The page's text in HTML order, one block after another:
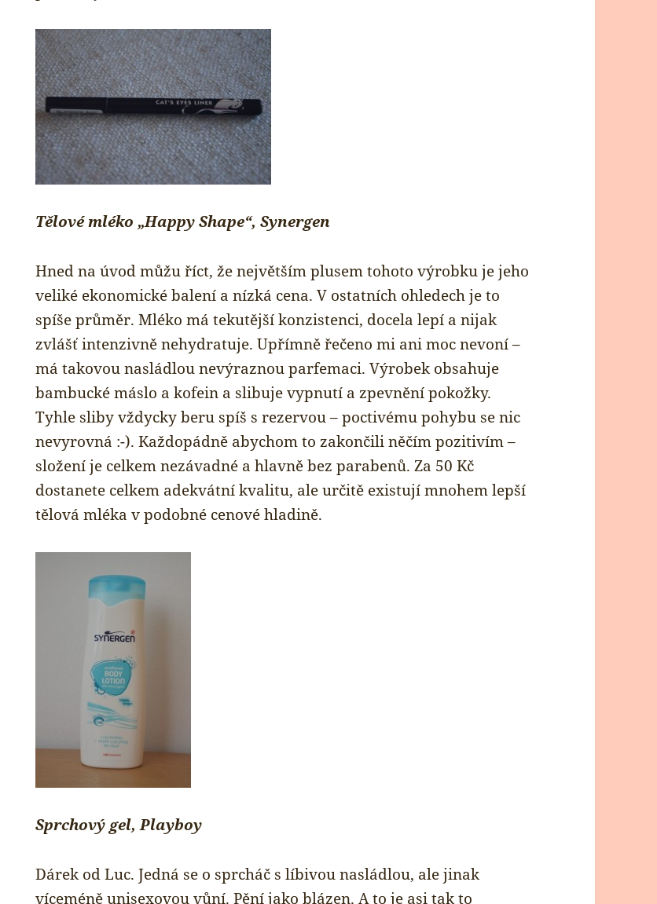
Tělové mléko „Happy Shape“, Synergen
Hned na úvod můžu říct, že největším plusem tohoto výrobku je jeho
veliké ekonomické balení a nízká cena. V ostatních ohledech je to
spíše průměr. Mléko má tekutější konzistenci, docela lepí a nijak
zvlášť intenzivně nehydratuje. Upřímně řečeno mi ani moc nevoní –
má takovou nasládlou nevýraznou parfemaci. Výrobek obsahuje
bambucké máslo a kofein a slibuje vypnutí a zpevnění pokožky.
Tyhle sliby vždycky beru spíš s rezervou – poctivému pohybu se nic
nevyrovná :-). Každopádně abychom to zakončili něčím pozitivím –
složení je celkem nezávadné a hlavně bez parabenů. Za 50 Kč
dostanete celkem adekvátní kvalitu, ale určitě existují mnohem lepší
tělová mléka v podobné cenové hladině.
Sprchový gel, Playboy
Dárek od Luc. Jedná se o sprcháč s líbivou nasládlou, ale jinak
víceméně unisexovou vůní. Pění jako blázen. A to je asi tak to